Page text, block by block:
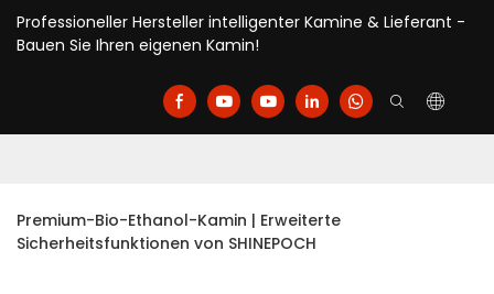
Professioneller Hersteller intelligenter Kamine & Lieferant -
Bauen Sie Ihren eigenen Kamin!
Premium-Bio-Ethanol-Kamin | Erweiterte
Sicherheitsfunktionen von SHINEPOCH